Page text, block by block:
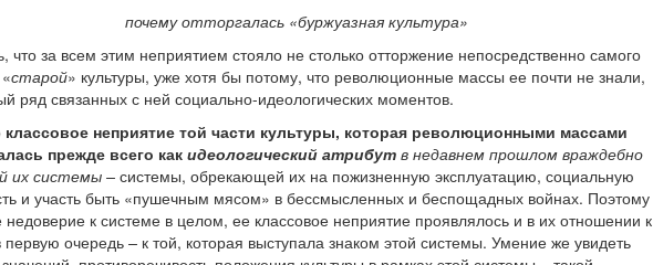
почему отторгалась «буржуазная культура»
что за всем этим неприятием стояло не столько отторжение непосредственно самого
старой» культуры, уже хотя бы потому, что революционные массы ее почти не знали,
ряд связанных с ней социально-идеологических моментов.
классовое неприятие той части культуры, которая революционными массами
прежде всего как идеологический атрибут в недавнем прошлом враждебно
их системы – системы, обрекающей их на пожизненную эксплуатацию, социальную
и участь быть «пушечным мясом» в бессмысленных и беспощадных войнах. Поэтому
недоверие к системе в целом, ее классовое неприятие проявлялось и в их отношении к
первую очередь – к той, которая выступала знаком этой системы. Умение же увидеть